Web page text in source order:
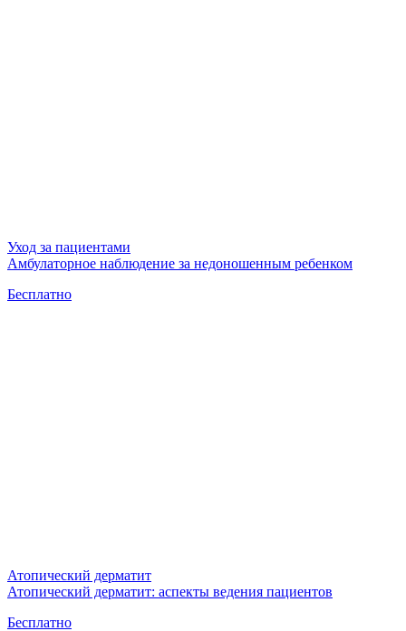
Уход за пациентами
Амбулаторное наблюдение за недоношенным ребенком
Бесплатно
Атопический дерматит
Атопический дерматит: аспекты ведения пациентов
Бесплатно